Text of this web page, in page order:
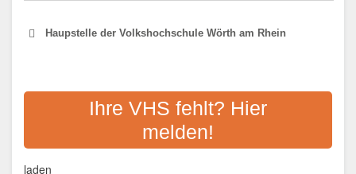
Haupstelle der Volkshochschule Wörth am Rhein
VOLKSHOCHSCHULE
AACHEN -
WEITERBILDUNGSZENTRUM
Ihre VHS fehlt? Hier
melden!
laden